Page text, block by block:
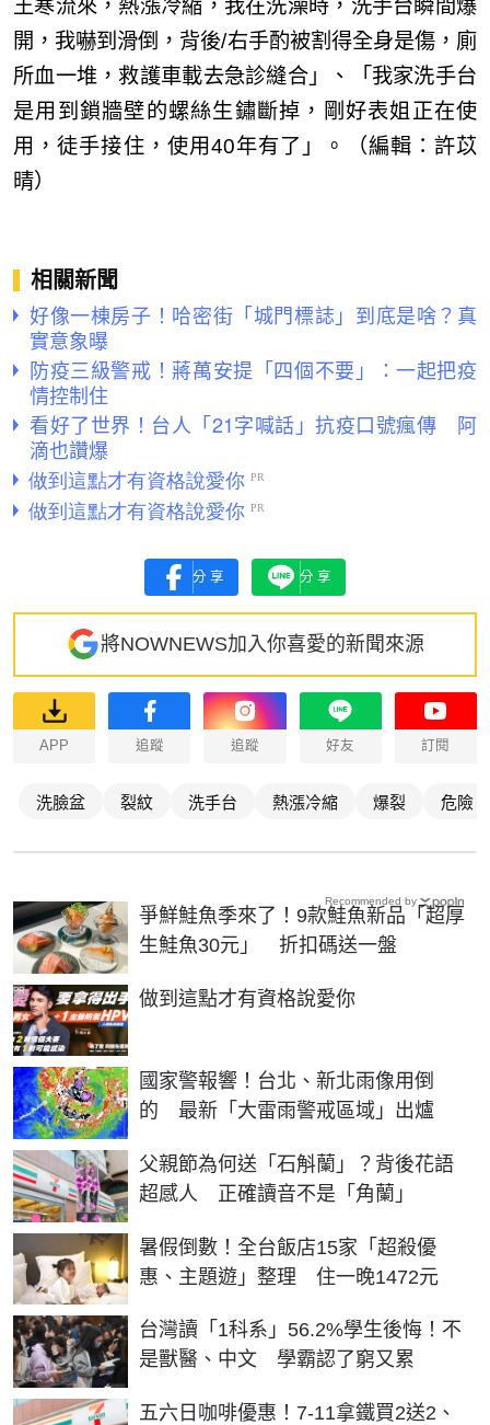
王寒流來，熱漲冷縮，我在洗澡時，洗手台瞬間爆
開，我嚇到滑倒，背後/右手酌被割得全身是傷，廁
所血一堆，救護車載去急診縫合」、「我家洗手台
是用到鎖牆壁的螺絲生鏽斷掉，剛好表姐正在使
用，徒手接住，使用40年有了」。（編輯：許苡
晴）
相關新聞
好像一棟房子！哈密街「城門標誌」到底是啥？真
實意象曝
防疫三級警戒！蔣萬安提「四個不要」：一起把疫
情控制住
看好了世界！台人「21字喊話」抗疫口號瘋傳 阿
滴也讚爆
分享 分享
將NOWNEWS加入你喜愛的新聞來源
APP 追蹤 追蹤 好友 訂閱
洗臉盆 裂紋 洗手台 熱漲冷縮 爆裂 危險
爭鮮鮭魚季來了！9款鮭魚新品「超厚
生鮭魚30元」 折扣碼送一盤
做到這點才有資格說愛你
PR
國家警報響！台北、新北雨像用倒
的 最新「大雷雨警戒區域」出爐
父親節為何送「石斛蘭」？背後花語
超感人 正確讀音不是「角蘭」
暑假倒數！全台飯店15家「超殺優
惠、主題遊」整理 住一晚1472元
台灣讀「1科系」56.2%學生後悔！不
是獸醫、中文 學霸認了窮又累
五六日咖啡優惠！7-11拿鐵買2送2、
Recommended by